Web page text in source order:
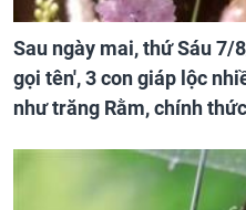
Sau ngày mai, thứ Sáu 7/
gọi tên', 3 con giáp lộc
như trăng Rằm, chính